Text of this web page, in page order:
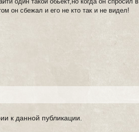
он сбежал и его не кто так и не видел!
к данной публикации.